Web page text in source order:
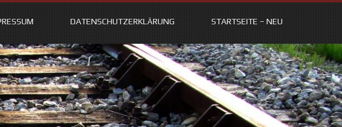
DATENSCHUTZERKLÄRUNG STARTSEITE – NEU